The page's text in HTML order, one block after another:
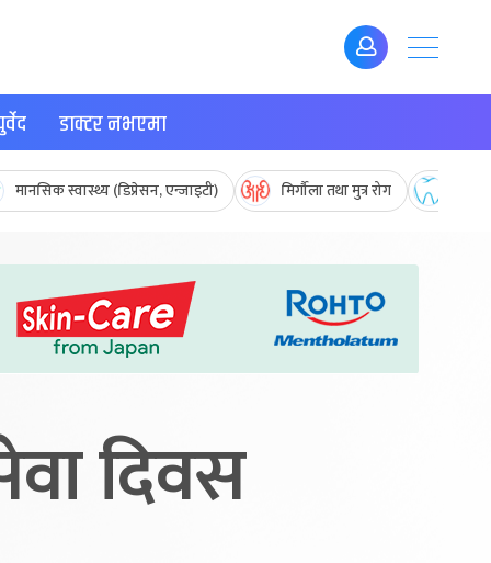
डाक्टर नभएमा
मानसिक स्वास्थ्य (डिप्रेसन, एन्जाइटी) मिर्गौला तथा मुत्र रोग
दिवस